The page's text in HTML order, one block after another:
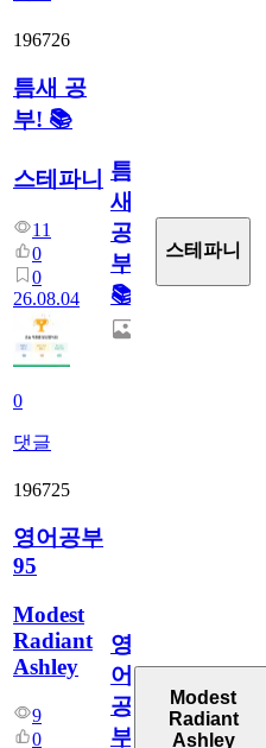
196726
틈새 공
부! 📚
스테파니
11
0
0
26.08.04
0
댓글
틈
새
공
부!
📚
스테파니
196725
영어공부
95
Modest
Radiant
Ashley
9
0
영
어
공
부
Modest
Radiant
Ashley